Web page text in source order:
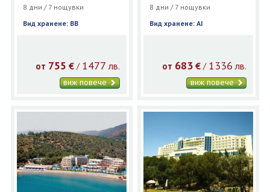
8 дни / 7 нощувки
Вид хранене: BB
от 755 €/ 1477 лв.
виж повече
8 дни / 7 нощувки
Вид хранене: AI
от 683 € / 1336 лв.
виж повече